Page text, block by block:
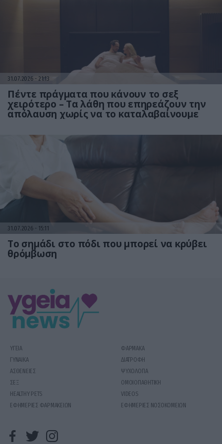
31.07.2026 21:13
Πέντε πράγματα που κάνουν το σεξ
χειρότερο – Τα λάθη που επηρεάζουν την
απόλαυση χωρίς να το καταλαβαίνουμε
31.07.2026 15:11
Το σημάδι στο πόδι που μπορεί να κρύβει
θρόμβωση
ΥΓΕΙΑ
ΦΑΡΜΑΚΑ
ΓΥΝΑΙΚΑ
ΔΙΑΤΡΟΦΗ
ΑΣΘΕΝΕΙΕΣ
ΨΥΧΟΛΟΓΙΑ
ΣΕΞ
ΟΜΟΙΟΠΑΘΗΤΙΚΗ
HEALTHY PETS
VIDEOS
ΕΦΗΜΕΡΙΕΣ ΦΑΡΜΑΚΕΙΩΝ
ΕΦΗΜΕΡΙΕΣ ΝΟΣΟΚΟΜΕΙΩΝ